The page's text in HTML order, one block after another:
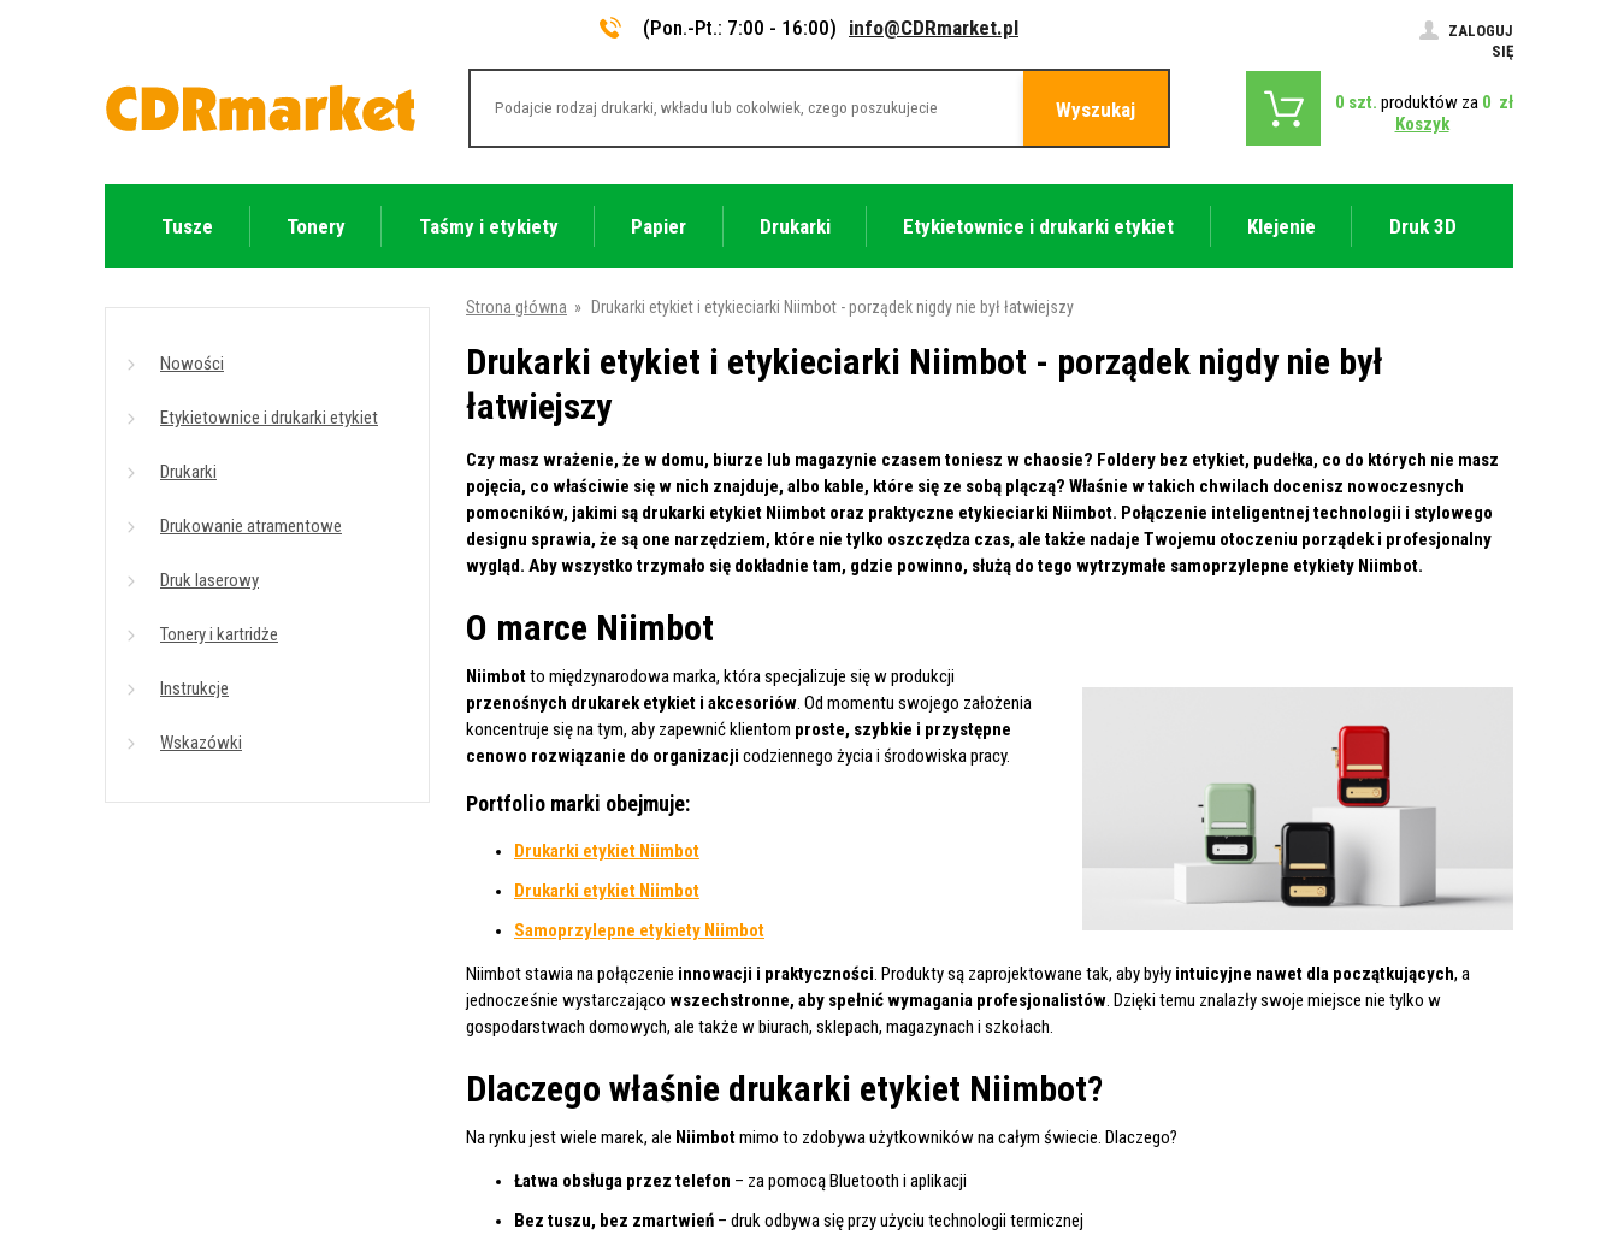
(Pon.-Pt.: 7:00 - 16:00) info@CDRmarket.pl
ZALOGUJ
SIĘ
Wyszukaj 0 szt. produktów za 0 zł
Koszyk
Tusze Tonery Taśmy i etykiety Papier Drukarki Etykietownice i drukarki etykiet Klejenie Druk 3D
Nowości
Etykietownice i drukarki etykiet
Drukarki
Drukowanie atramentowe
Druk laserowy
Tonery i kartridże
Instrukcje
Wskazówki
Strona główna » Drukarki etykiet i etykieciarki Niimbot - porządek nigdy nie był łatwiejszy
Drukarki etykiet i etykieciarki Niimbot - porządek nigdy nie był
łatwiejszy
Czy masz wrażenie, że w domu, biurze lub magazynie czasem toniesz w chaosie? Foldery bez etykiet, pudełka, co do których nie masz
pojęcia, co właściwie się w nich znajduje, albo kable, które się ze sobą plączą? Właśnie wtakich chwilach docenisz nowoczesnych
pomocników, jakimi są drukarki etykiet Niimbot oraz praktyczne etykieciarki Niimbot. Połączenie inteligentnej technologii i stylowego
designu sprawia, że są one narzędziem, które nie tylko oszczędza czas, ale także nadaje Twojemu otoczeniu porządek i profesjonalny
wygląd. Aby wszystko trzymało się dokładnie tam, gdzie powinno, służą do tego wytrzymałe samoprzylepne etykiety Niimbot.
O marce Niimbot
Niimbotto międzynarodowa marka, która specjalizuje się w produkcji
przenośnych drukarek etykiet i akcesoriów. Od momentu swojego założenia
koncentruje się na tym, aby zapewnić klientom proste, szybkie i przystępne
cenowo rozwiązanie do organizacji codziennego życia i środowiska pracy.
Portfolio marki obejmuje:
Drukarki etykiet Niimbot
Drukarki etykiet Niimbot
Samoprzylepne etykiety Niimbot
Niimbot stawia na połączenie innowacji i praktyczności. Produkty są zaprojektowane tak, aby były intuicyjne nawet dla początkujących, a
jednocześnie wystarczająco wszechstronne, aby spełnić wymagania profesjonalistów. Dzięki temu znalazły swoje miejsce nie tylko w
gospodarstwach domowych, ale także w biurach, sklepach, magazynach i szkołach.
Dlaczego właśnie drukarki etykiet Niimbot?
Na rynku jest wiele marek, ale Niimbotmimo to zdobywa użytkowników na całym świecie. Dlaczego?
Łatwa obsługa przez telefon – za pomocą Bluetooth i aplikacji
Bez tuszu, bez zmartwień – druk odbywa się przy użyciu technologii termicznej